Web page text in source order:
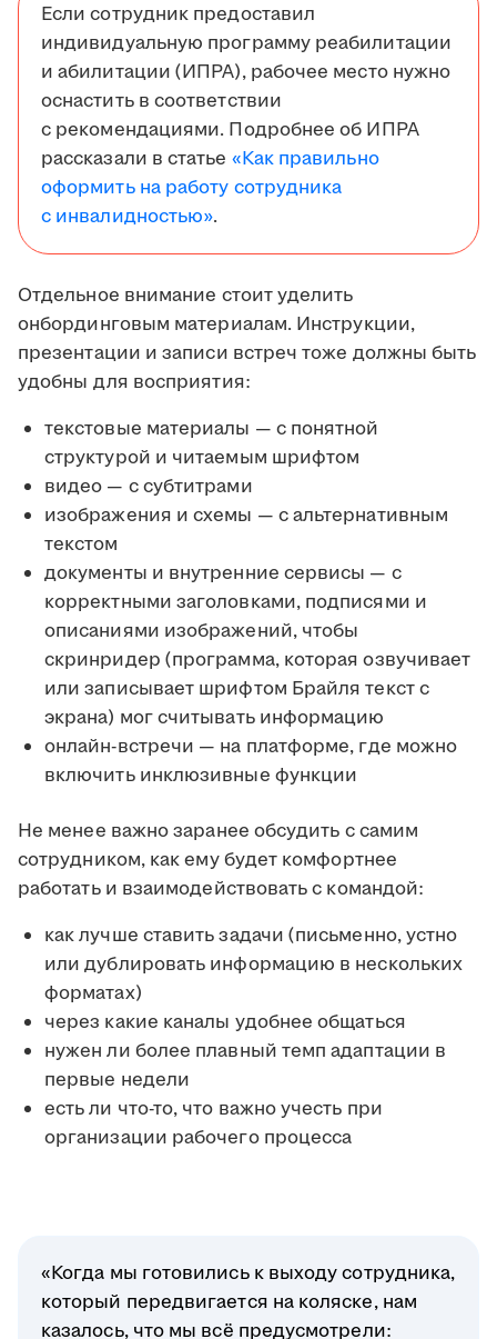
Если сотрудник предоставил
индивидуальную программу реабилитации
и абилитации (ИПРА), рабочее место нужно
оснастить в соответствии
с рекомендациями. Подробнее об ИПРА
рассказали в статье «Как правильно
оформить на работу сотрудника
с инвалидностью».
Отдельное внимание стоит уделить
онбординговым материалам. Инструкции,
презентации и записи встреч тоже должны быть
удобны для восприятия:
текстовые материалы — с понятной
структурой и читаемым шрифтом
видео — с субтитрами
изображения и схемы — с альтернативным
текстом
документы и внутренние сервисы — с
корректными заголовками, подписями и
описаниями изображений, чтобы
скринридер (программа, которая озвучивает
или записывает шрифтом Брайля текст с
экрана) мог считывать информацию
онлайн-встречи — на платформе, где можно
включить инклюзивные функции
Не менее важно заранее обсудить с самим
сотрудником, как ему будет комфортнее
работать и взаимодействовать с командой:
как лучше ставить задачи (письменно, устно
или дублировать информацию в нескольких
форматах)
через какие каналы удобнее общаться
нужен ли более плавный темп адаптации в
первые недели
есть ли что-то, что важно учесть при
организации рабочего процесса
«Когда мы готовились к выходу сотрудника,
который передвигается на коляске, нам
казалось, что мы всё предусмотрели: